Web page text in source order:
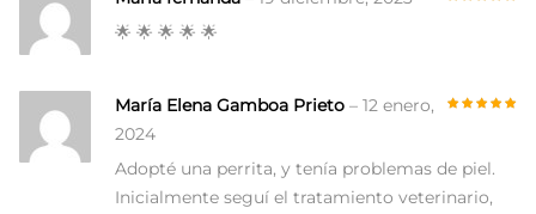
🌟 🌟 🌟 🌟 🌟
María Elena Gamboa Prieto – 12 enero,
2024
Adopté una perrita, y tenía problemas de piel.
Inicialmente seguí el tratamiento veterinario,